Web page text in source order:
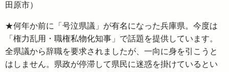
田原市）
★何年か前に「号泣県議」が有名になった兵庫県。今度は
「権力乱用・職権私物化知事」で話題を提供しています。
全県議から辞職を要求されましたが、一向に身を引こうと
はしません。県政が停滞して県民に迷惑を掛けているとい